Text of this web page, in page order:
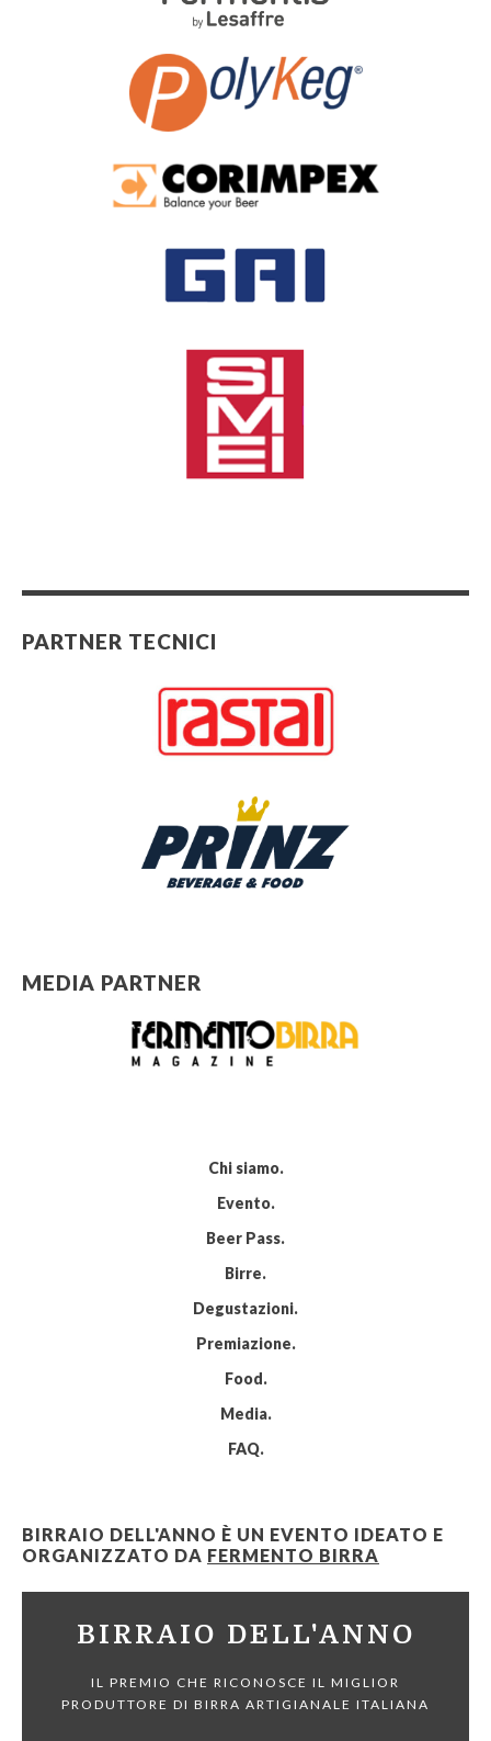
PARTNER TECNICI
MEDIA PARTNER
Chi siamo
Evento
Beer Pass
Birre
Degustazioni
Premiazione
Food
Media
FAQ
BIRRAIO DELL'ANNO È UN EVENTO IDEATO E
ORGANIZZATO DA FERMENTO BIRRA
BIRRAIO DELL'ANNO
IL PREMIO CHE RICONOSCE IL MIGLIOR
PRODUTTORE DI BIRRA ARTIGIANALE ITALIANA